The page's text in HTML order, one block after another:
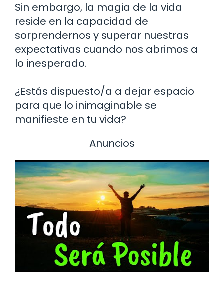
Sin embargo, la magia de la vida
reside en la capacidad de
sorprendernos y superar nuestras
expectativas cuando nos abrimos a
lo inesperado.
¿Estás dispuesto/a a dejar espacio
para que lo inimaginable se
manifieste en tu vida?
Anuncios